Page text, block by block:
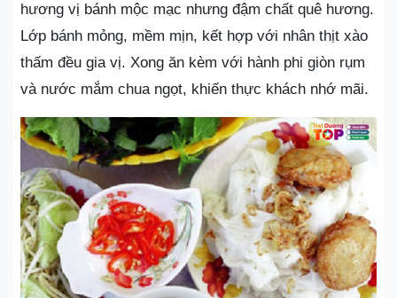
hương vị bánh mộc mạc nhưng đậm chất quê hương.
Lớp bánh mỏng, mềm mịn, kết hợp với nhân thịt xào
thấm đều gia vị. Xong ăn kèm với hành phi giòn rụm
và nước mắm chua ngọt, khiến thực khách nhớ mãi.